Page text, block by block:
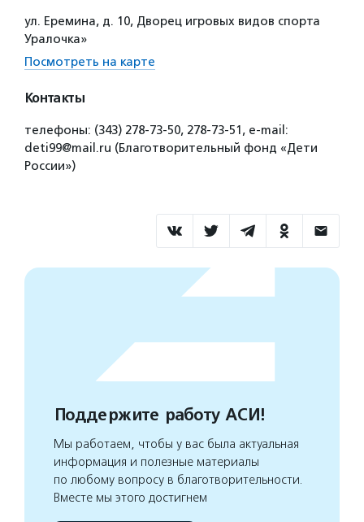
ул. Еремина, д. 10, Дворец игровых видов спорта
Уралочка»
Посмотреть на карте
Контакты
телефоны: (343) 278-73-50, 278-73-51, e-mail:
deti99@mail.ru (Благотворительный фонд «Дети
России»)
Поддержите работу АСИ!
Мы работаем, чтобы у вас была актуальная
информация и полезные материалы
по любому вопросу в благотворительности.
Вместе мы этого достигнем